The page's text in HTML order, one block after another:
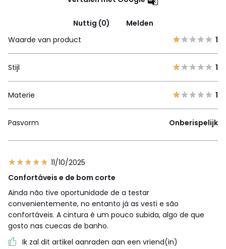
Nuttig (0)
Melden
Waarde van product
1
Stijl 1
Materie 1
Pasvorm Onberispelijk
11/10/2025
Confortáveis e de bom corte
Ainda não tive oportunidade de a testar
convenientemente, no entanto já as vesti e são
confortáveis. A cintura é um pouco subida, algo de que
gosto nas cuecas de banho.
Ik zal dit artikel aanraden aan een vriend(in)